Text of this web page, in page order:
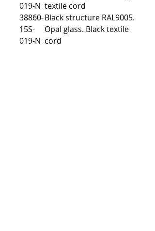
019-N textile cord
38860-
15S-
019-N
Black structure RAL9005.
Opal glass. Black textile
cord